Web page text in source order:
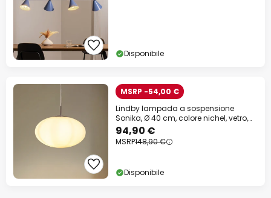
Disponibile
MSRP -54,00 €
Lindby lampada a sospensione
Sonika, Ø 40 cm, colore nichel, vetro,
E27
94,90 €
MSRP148,90 €
Disponibile